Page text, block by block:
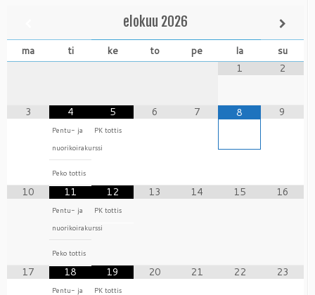
elokuu 2026
ma ti ke to pe la
su
1
2
3 4
Pentu- ja
nuorikoirakurssi
Peko tottis
5
PK tottis
6 7 8 9
10 11
Pentu- ja
nuorikoirakurssi
Peko tottis
12
PK tottis
13 14 15 16
17 18
Pentu- ja
19
PK tottis
20 21 22 23